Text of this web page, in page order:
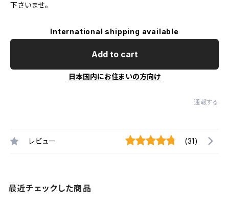
下さいませ。
International shipping available
Add to cart
日本国内にお住まいの方向け
通報する
レビュー (31)
最近チェックした商品